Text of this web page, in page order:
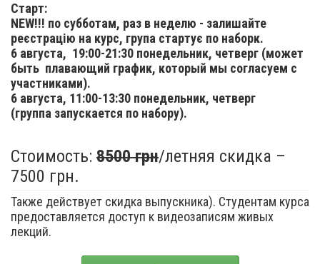
Старт:
NEW!!! по субботам, раз в неделю - залишайте
реєстрацію на курс, група стартує по наборк.
6 августа, 19:00-21:30 понедельник, четверг (может
быть плавающий график, который мы согласуем с
участниками).
6 августа, 11:00-13:30 понедельник, четверг
(группа запускается по набору).
Стоимость: 8500 грн/летняя скидка –
7500 грн.
Также действует скидка выпускника). Студентам курса
предоставляется доступ к видеозаписям живых
лекций.